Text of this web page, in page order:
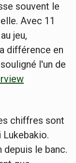
souvent le
Avec 11
jeu,
différence en
l'un de
chiffres sont
Lukebakio.
depuis le banc.